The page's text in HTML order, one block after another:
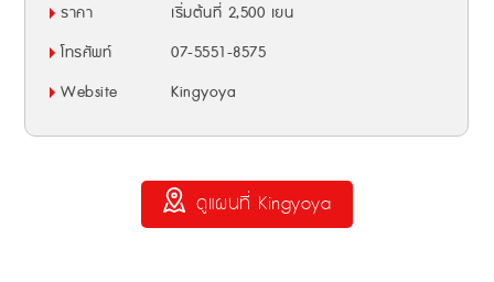
ราคา
เริ่มต้นที่ 2,500 เยน
โทรศัพท์
07-5551-8575
Website
Kingyoya
ดูแผนที่ Kingyoya